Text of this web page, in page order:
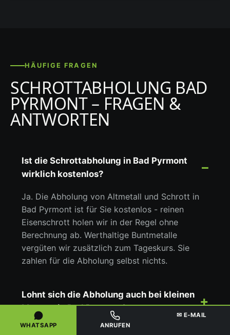
HÄUFIGE FRAGEN
SCHROTTABHOLUNG BAD
PYRMONT – FRAGEN &
ANTWORTEN
Ist die Schrottabholung in Bad Pyrmont
wirklich kostenlos?
Ja. Die Abholung von Altmetall und Schrott in
Bad Pyrmont ist für Sie kostenlos - reinen
Eisenschrott holen wir in der Regel ohne
Berechnung ab. Werthaltige Buntmetalle
vergüten wir zusätzlich zum Tageskurs. Sie
zahlen für die Abholung selbst nichts.
Lohnt sich die Abholung auch bei kleinen
Mengen in Bad Pyrmont?
WHATSAPP ANRUFEN
✉ E-MAIL